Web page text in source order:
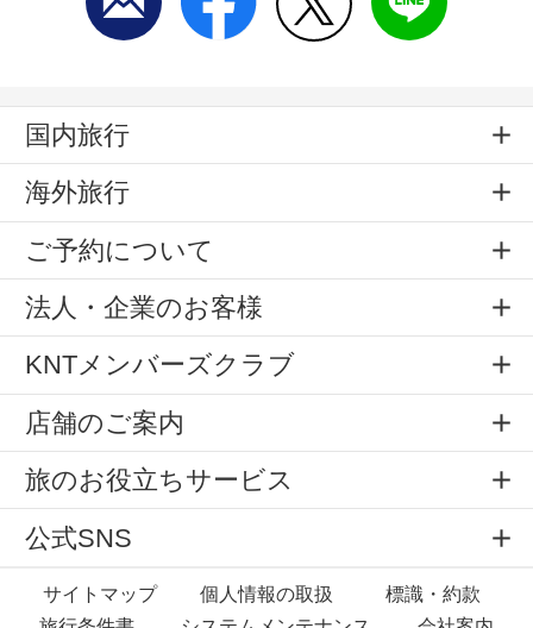
国内旅行
海外旅行
ご予約について
法人・企業のお客様
KNTメンバーズクラブ
店舗のご案内
旅のお役立ちサービス
公式SNS
サイトマップ 個人情報の取扱
標識・約款